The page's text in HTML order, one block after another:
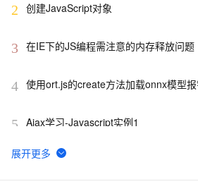
2 创建JavaScript对象
3 在IE下的JS编程需注意的内存释放问题
4 使用ort.js的create方法加载onnx模型
5 Ajax学习-Javascript实例1
6
【01】完成新年倒计时页面-蛇年新年快